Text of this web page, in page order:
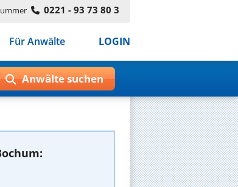
0221 - 93 73 80 3
Für Anwälte LOGIN